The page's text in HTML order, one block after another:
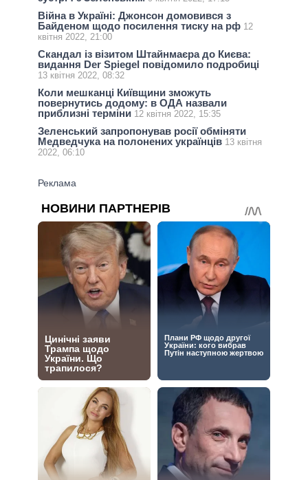
Війна в Україні: Джонсон домовився з
Байденом щодо посилення тиску на рф 12
квітня 2022, 21:00
Скандал із візитом Штайнмаєра до Києва:
видання Der Spiegel повідомило подробиці
13 квітня 2022, 08:32
Коли мешканці Київщини зможуть
повернутись додому: в ОДА назвали
приблизні терміни 12 квітня 2022, 15:35
Зеленський запропонував росії обміняти
Медведчука на полонених українців 13 квітня
2022, 06:10